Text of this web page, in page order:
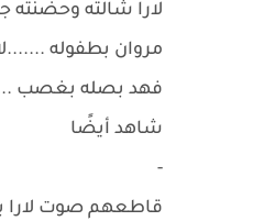
لارا شالته
مروان بطفوله
فهد بصله بغصب
شاهد أيضًا
-
قاطعهم صوت